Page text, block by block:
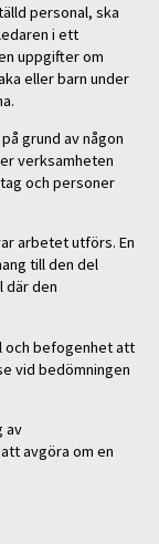
personal, ska
i ett
uppgifter om
eller barn under
grund av någon
verksamheten
och personer
arbetet utförs. En
till den del
där den
och befogenhet att
vid bedömningen
av
avgöra om en